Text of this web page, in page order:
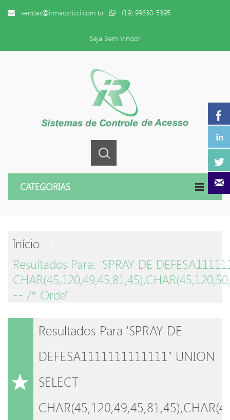
vendas@irmaosricci.com.br (19) 99830-5395
Seja Bem Vindo!
CATEGORIAS
Início
Resultados Para: 'SPRAY DE
-- /* Orde'
Resultados Para 'SPRAY DE
DEFESA1111111111111" UNION
SELECT